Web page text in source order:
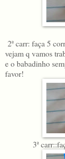
2ª carr: faça 5
vejam q vamos
e o babadinho
favor!
3ª